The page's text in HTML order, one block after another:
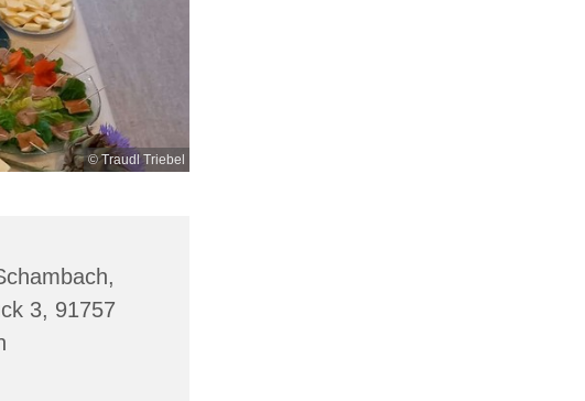
© Traudl Triebel
3, 91757